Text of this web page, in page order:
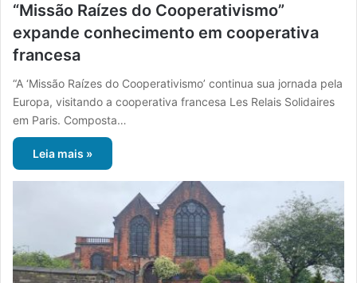
“Missão Raízes do Cooperativismo”
expande conhecimento em cooperativa
francesa
“A ‘Missão Raízes do Cooperativismo’ continua sua jornada pela
Europa, visitando a cooperativa francesa Les Relais Solidaires
em Paris. Composta…
Leia mais »